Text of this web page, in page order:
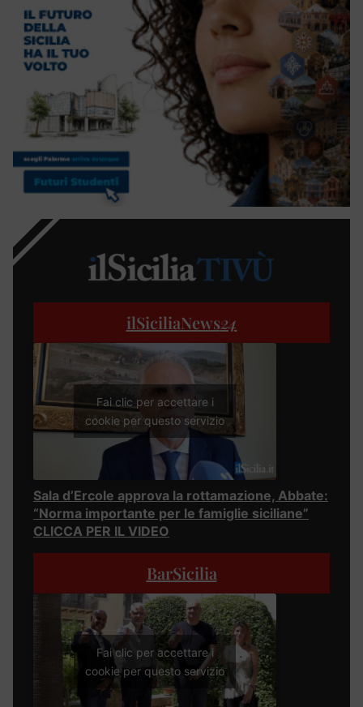
ilSiciliaNews24
Fai clic per accettare i
cookie per questo servizio
Sala d’Ercole approva la rottamazione, Abbate:
“Norma importante per le famiglie siciliane”
CLICCA PER IL VIDEO
BarSicilia
Fai clic per accettare i
cookie per questo servizio